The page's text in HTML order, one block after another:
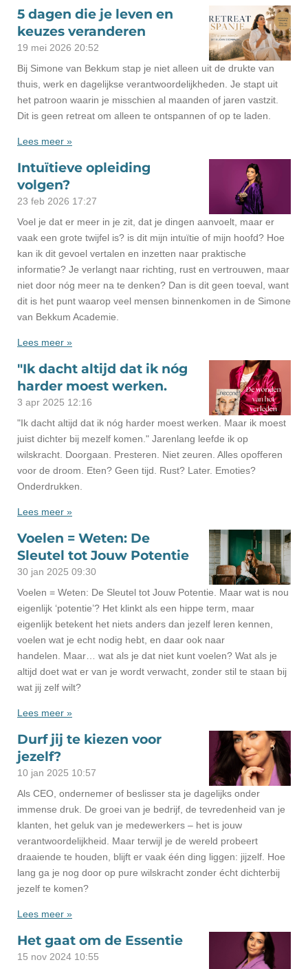
5 dagen die je leven en
keuzes veranderen
19 mei 2026 20:52
Bij Simone van Bekkum stap je niet alleen uit de drukte van
thuis, werk en dagelijkse verantwoordelijkheden. Je stapt uit
het patroon waarin je misschien al maanden of jaren vastzit.
Dit is geen retreat om alleen te ontspannen of op te laden.
Lees meer »
Intuïtieve opleiding
volgen?
23 feb 2026 17:27
Voel je dat er meer in je zit, dat je dingen aanvoelt, maar er
vaak een grote twijfel is? is dit mijn intuïtie of mijn hoofd? Hoe
kan ik dit gevoel vertalen en inzetten naar praktische
informatie? Je verlangt naar richting, rust en vertrouwen, maar
niet door nóg meer na te denken? Dan is dit geen toeval, want
dit is het punt waarop veel mensen binnenkomen in de Simone
van Bekkum Academie.
Lees meer »
"Ik dacht altijd dat ik nóg
harder moest werken.
3 apr 2025 12:16
"Ik dacht altijd dat ik nóg harder moest werken. Maar ik moest
juist dichter bij mezelf komen." Jarenlang leefde ik op
wilskracht. Doorgaan. Presteren. Niet zeuren. Alles opofferen
voor de droom. Eten? Geen tijd. Rust? Later. Emoties?
Onderdrukken.
Lees meer »
Voelen = Weten: De
Sleutel tot Jouw Potentie
30 jan 2025 09:30
Voelen = Weten: De Sleutel tot Jouw Potentie. Maar wat is nou
eigenlijk ‘potentie’? Het klinkt als een hippe term, maar
eigenlijk betekent het niets anders dan jezelf leren kennen,
voelen wat je echt nodig hebt, en daar ook naar
handelen. Maar… wat als je dat niet kunt voelen? Wat als je
altijd doet wat er van je wordt verwacht, zonder stil te staan bij
wat jij zelf wilt?
Lees meer »
Durf jij te kiezen voor
jezelf?
10 jan 2025 10:57
Als CEO, ondernemer of beslisser sta je dagelijks onder
immense druk. De groei van je bedrijf, de tevredenheid van je
klanten, het geluk van je medewerkers – het is jouw
verantwoordelijkheid. Maar terwijl je de wereld probeert
draaiende te houden, blijft er vaak één ding liggen: jijzelf. Hoe
lang ga je nog door op pure wilskracht zonder écht dichterbij
jezelf te komen?
Lees meer »
Het gaat om de Essentie
15 nov 2024 10:55